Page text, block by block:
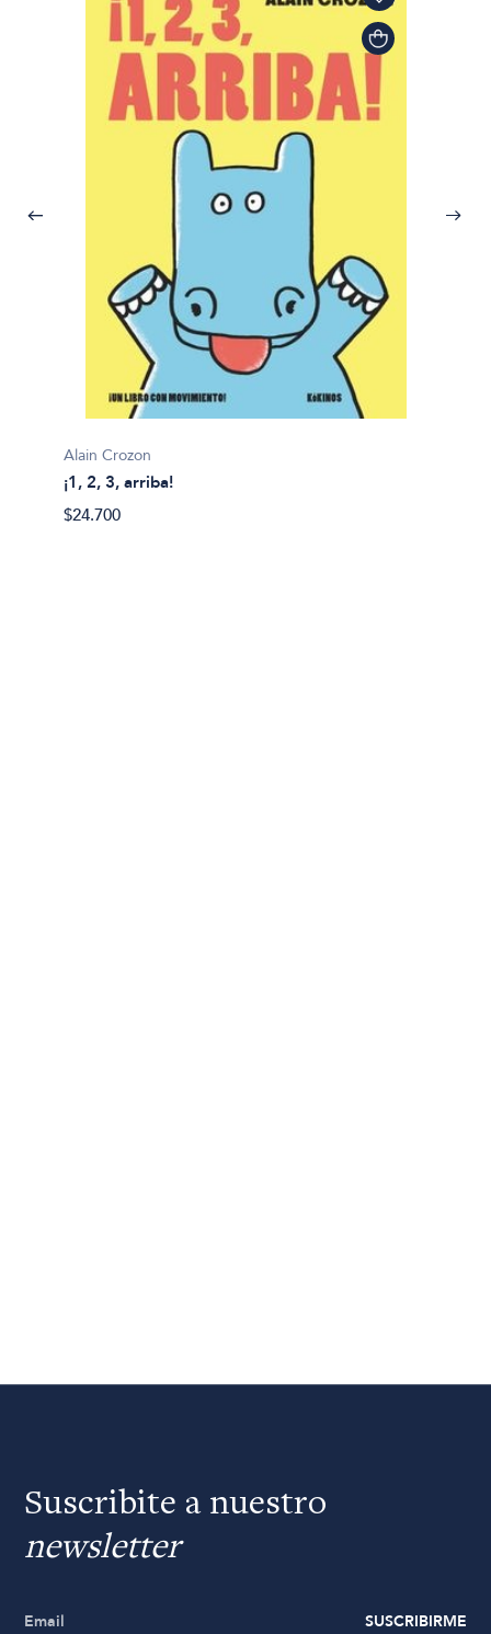
Alain Crozon
¡1, 2, 3, arriba!
$24.700
Suscribite a nuestro
newsletter
SUSCRIBIRME